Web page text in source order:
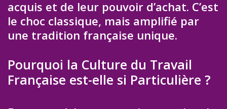
acquis et de leur pouvoir d’achat. C’est
le choc classique, mais amplifié par
une tradition française unique.
Pourquoi la Culture du Travail
Française est-elle si Particulière ?